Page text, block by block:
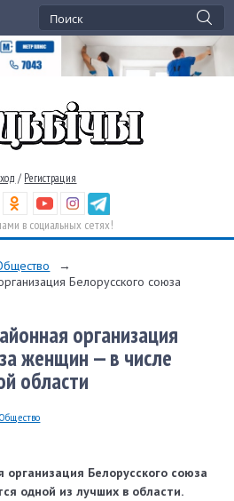
/ Регистрация
в социальных сетях!
→
Белорусского союза
организация
женщин — в числе
области
Общество
Белорусского союза
одной из лучших в области.